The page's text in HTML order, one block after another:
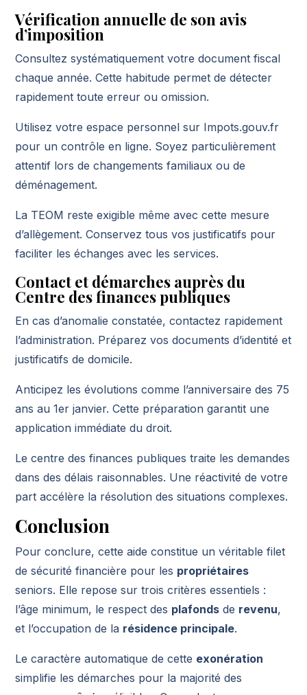
Vérification annuelle de son avis
d’imposition
Consultez systématiquement votre document fiscal
chaque année. Cette habitude permet de détecter
rapidement toute erreur ou omission.
Utilisez votre espace personnel sur Impots.gouv.fr
pour un contrôle en ligne. Soyez particulièrement
attentif lors de changements familiaux ou de
déménagement.
La TEOM reste exigible même avec cette mesure
d’allègement. Conservez tous vos justificatifs pour
faciliter les échanges avec les services.
Contact et démarches auprès du
Centre des finances publiques
En cas d’anomalie constatée, contactez rapidement
l’administration. Préparez vos documents d’identité et
justificatifs de domicile.
Anticipez les évolutions comme l’anniversaire des 75
ans au 1er janvier. Cette préparation garantit une
application immédiate du droit.
Le centre des finances publiques traite les demandes
dans des délais raisonnables. Une réactivité de votre
part accélère la résolution des situations complexes.
Conclusion
Pour conclure, cette aide constitue un véritable filet
de sécurité financière pour les propriétaires
seniors. Elle repose sur trois critères essentiels :
l’âge minimum, le respect des plafonds de revenu,
et l’occupation de la résidence principale.
Le caractère automatique de cette exonération
simplifie les démarches pour la majorité des